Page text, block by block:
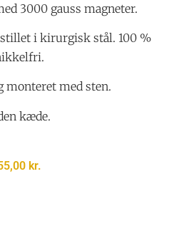
3000 gauss magneter.
i kirurgisk stål. 100 %
monteret med sten.
kæde.
kr.